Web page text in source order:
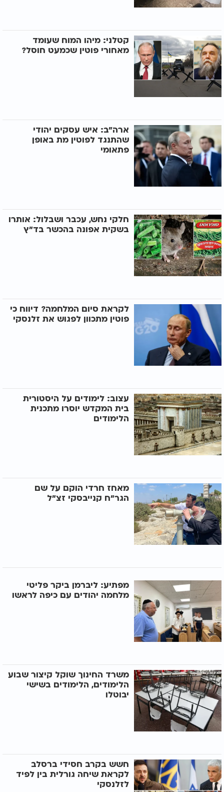
קטלני: מיהו המוח שעומד
מאחורי פוטין שכמעט חוסל?
ארה"ב: איש עסקים יהודי
שהתנגד לפוטין מת באופן
פתאומי
חלקי נחש, עכבר ושבלול: אותרו
בשקית אפונה בהכשר בד"ץ
לקראת סיום המלחמה? דיווח כי
פוטין מתכוון לפגוש את זלנסקי
עצוב: לימודים על היסטורית
בית המקדש יוסרו מתכנית
הלימודים
מאחז חרדי הוקם על שם
הגר"ח קנייבסקי זצ"ל
מפתיע: ליברמן ביקר פליטי
מלחמה יהודים עם כיפה לראשו
משרד החינוך שוקל קיצור שבוע
הלימודים, הלימודים בשישי
יבוטלו
חשש בקרב חסידי ברסלב
לקראת שיחה גורלית בין לפיד
לזלנסקי